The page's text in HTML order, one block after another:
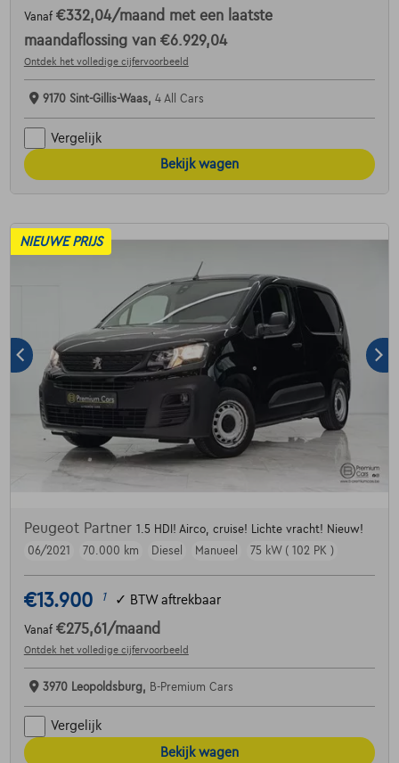
Vanaf €332,04/maand met een laatste
maandaflossing van €6.929,04
Ontdek het volledige cijfervoorbeeld
9170 Sint-Gillis-Waas, 4 All Cars
Vergelijk
Bekijk wagen
NIEUWE PRIJS
Peugeot Partner 1.5 HDI! Airco, cruise! Lichte vracht! Nieuw!
06/2021
70.000 km Diesel Manueel 75 kW ( 102 PK )
€13.900 1 ✓ BTW aftrekbaar
Vanaf €275,61 /maand
Ontdek het volledige cijfervoorbeeld
3970 Leopoldsburg, B-Premium Cars
Vergelijk
Bekijk wagen